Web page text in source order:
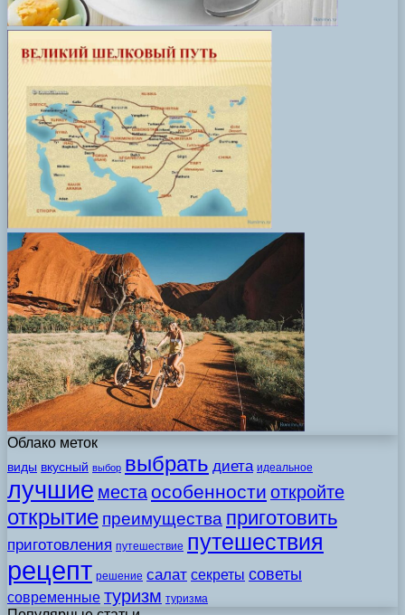
Облако меток
виды вкусный выбор выбрать диета идеальное
лучшие места особенности откройте
открытие преимущества приготовить
приготовления путешествие путешествия
рецепт решение салат секреты советы
современные туризм туризма